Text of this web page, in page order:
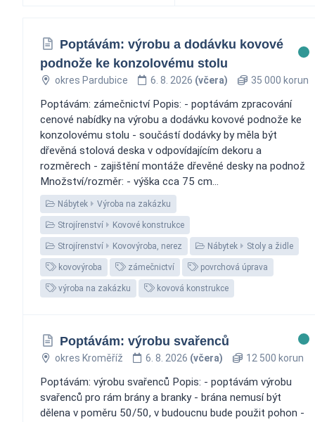
Poptávám: výrobu a dodávku kovové
podnože ke konzolovému stolu
okres Pardubice 6. 8. 2026 (včera) 35 000 korun
Poptávám: zámečnictví Popis: - poptávám zpracování
cenové nabídky na výrobu a dodávku kovové podnože ke
konzolovému stolu - součástí dodávky by měla být
dřevěná stolová deska v odpovídajícím dekoru a
rozměrech - zajištění montáže dřevěné desky na podnož
Množství/rozměr: - výška cca 75 cm...
Nábytek Výroba na zakázku
Strojírenství Kovové konstrukce
Strojírenství Kovovýroba, nerez Nábytek Stoly a židle
kovovýroba zámečnictví povrchová úprava
výroba na zakázku kovová konstrukce
Poptávám: výrobu svařenců
okres Kroměříž 6. 8. 2026 (včera) 12 500 korun
Poptávám: výrobu svařenců Popis: - poptávám výrobu
svařenců pro rám brány a branky - brána nemusí být
dělena v poměru 50/50, v budoucnu bude použit pohon -